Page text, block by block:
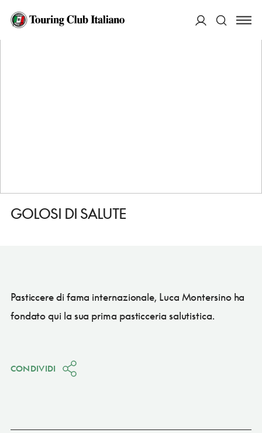
HOME
GOLOSI DI SALUTE
Pasticcere di fama internazionale, Luca Montersino ha
fondato qui la sua prima pasticceria salutistica.
CONDIVIDI